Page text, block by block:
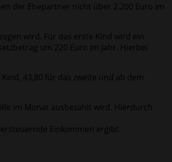
der Ehepartner nicht über 2.200 Euro im
wird. Für das erste Kind wird ein
um 220 Euro im Jahr. Hierbei
43,80 für das zweite und ab dem
im Monat ausbezahlt wird. Hierdurch
Einkommen ergibt.